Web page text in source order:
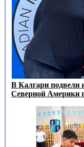
В Калгари подвели
Северной Америки